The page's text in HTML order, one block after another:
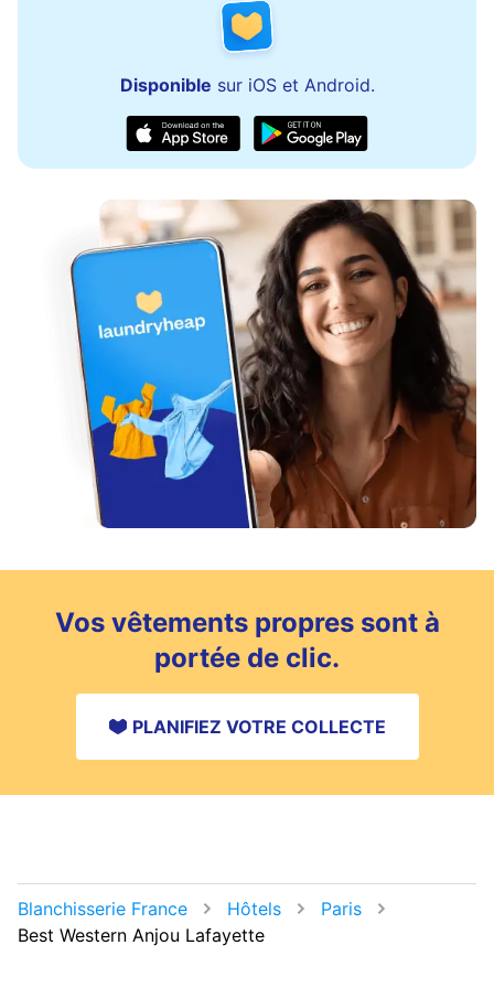
Disponible sur iOS et Android.
Vos vêtements propres sont à
portée de clic.
PLANIFIEZ VOTRE COLLECTE
Blanchisserie France Hôtels
Paris
Best Western Anjou Lafayette